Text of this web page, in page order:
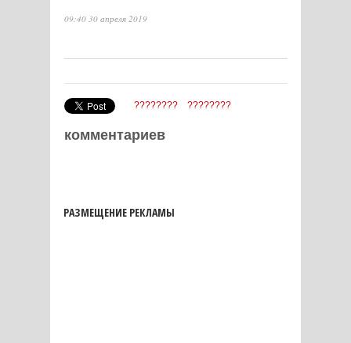
09:40 30 апреля 2019
???????? ????????
комментариев
РАЗМЕЩЕНИЕ РЕКЛАМЫ